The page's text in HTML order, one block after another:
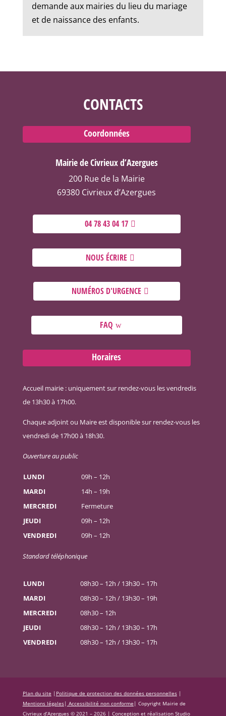
demande aux mairies du lieu du mariage
et de naissance des enfants.
CONTACTS
Coordonnées
Mairie de Civrieux d’Azergues
200 Rue de la Mairie
69380 Civrieux d’Azergues
04 78 43 04 17
NOUS ÉCRIRE
NUMÉROS D'URGENCE
FAQ
Horaires
Accueil mairie : uniquement sur rendez-vous les vendredis
de 13h30 à 17h00.
Chaque adjoint ou Maire est disponible sur rendez-vous les
vendredi de 17h00 à 18h30.
Ouverture au public
LUNDI
09h – 12h
MARDI
14h – 19h
MERCREDI
Fermeture
JEUDI
09h – 12h
VENDREDI
09h – 12h
Standard téléphonique
LUNDI
08h30 – 12h / 13h30 – 17h
MARDI
08h30 – 12h / 13h30 – 19h
MERCREDI
08h30 – 12h
JEUDI
08h30 – 12h / 13h30 – 17h
VENDREDI
08h30 – 12h / 13h30 – 17h
Plan du site | Politique de protection des données personnelles|
Mentions légales| Accessibilité non conforme | Copyright Mairie de
Civrieux d’Azergues © 2021 – 2026 | Conception et réalisation Studio